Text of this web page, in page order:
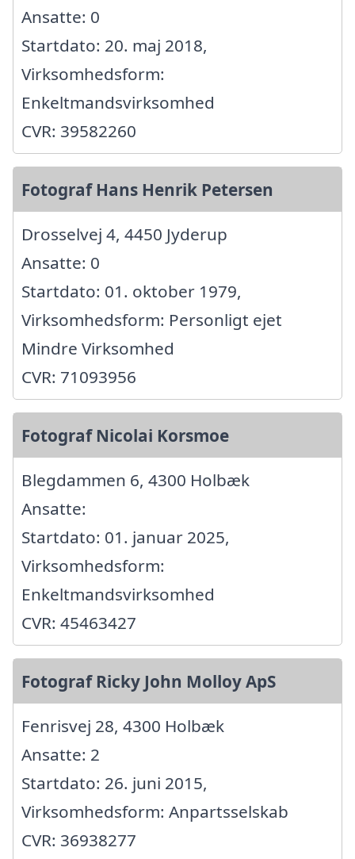
Ansatte: 0
Startdato: 20. maj 2018,
Virksomhedsform:
Enkeltmandsvirksomhed
CVR: 39582260
Fotograf Hans Henrik Petersen
Drosselvej 4, 4450 Jyderup
Ansatte: 0
Startdato: 01. oktober 1979,
Virksomhedsform: Personligt ejet
Mindre Virksomhed
CVR: 71093956
Fotograf Nicolai Korsmoe
Blegdammen 6, 4300 Holbæk
Ansatte:
Startdato: 01. januar 2025,
Virksomhedsform:
Enkeltmandsvirksomhed
CVR: 45463427
Fotograf Ricky John Molloy ApS
Fenrisvej 28, 4300 Holbæk
Ansatte: 2
Startdato: 26. juni 2015,
Virksomhedsform: Anpartsselskab
CVR: 36938277